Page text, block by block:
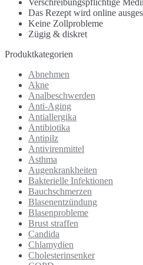
Verschreibungspflichtige
Das Rezept wird online
Keine Zollprobleme
Zügig & diskret
Produktkategorien
Abnehmen
Akne
Analbeschwerden
Anti-Aging
Antiallergika
Antibiotika
Antipilz
Antivirenmittel
Asthma
Augenkrankheiten
Bakterielle Infektionen
Bauchschmerzen
Blasenentzündung
Blasenprobleme
Brust straffen
Candida
Chlamydien
Cholesterinsenker